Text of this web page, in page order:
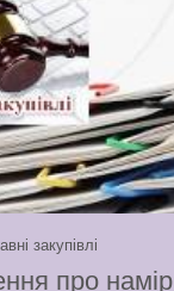
закупівлі
про намір